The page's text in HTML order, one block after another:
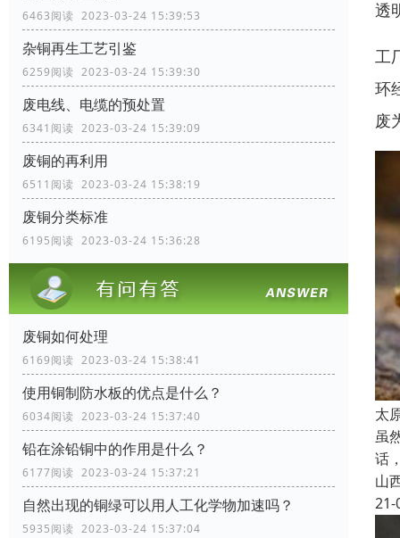
6463阅读 2023-03-24 15:39:53
杂铜再生工艺引鉴
6259阅读 2023-03-24 15:39:30
废电线、电缆的预处置
6341阅读 2023-03-24 15:39:09
废铜的再利用
6511阅读 2023-03-24 15:38:19
废铜分类标准
6195阅读 2023-03-24 15:36:28
废铜如何处理
6169阅读 2023-03-24 15:38:41
使用铜制防水板的优点是什么？
6034阅读 2023-03-24 15:37:40
铅在涂铅铜中的作用是什么？
6177阅读 2023-03-24 15:37:21
自然出现的铜绿可以用人工化学物加速吗？
5935阅读 2023-03-24 15:37:04
透
工
环
废
太
虽
话
山
21-